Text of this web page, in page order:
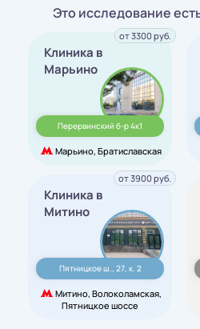
Это исследование
Клиника в
Марьино
Перервинский б-р 4к1
Марьино, Братиславская
от 3300 руб.
Клиника в
Митино
Пятницкое ш., 27, к. 2
Митино, Волоколамская,
Пятницкое шоссе
от 3900 руб.